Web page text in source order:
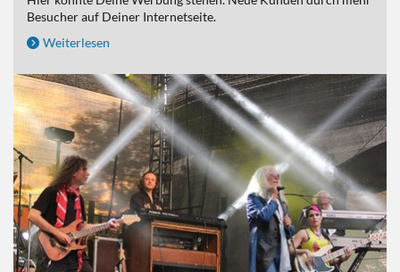
Besucher auf Deiner Internetseite.
Weiterlesen